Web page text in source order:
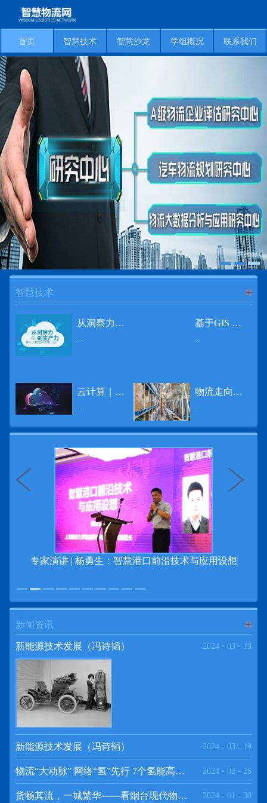
首页 智慧技术 智慧沙龙 学组概况 联系我们
智慧技术
从洞察力到生产力 伊利大数据的价值创造
...
基于GIS 的小城市交通网络分析研究
...
云计算｜边缘计算将为物联网行业带来巨大增长
...
物流走向未来的“魔法师”
...
专家演讲 | 杨勇生：智慧港口前沿技术与应用设想
新闻资讯
新能源技术发展（冯诗韬） 2024 - 03 - 19
新能源技术发展（冯诗韬） 2024 - 03 - 19
物流“大动脉” 网络“氢”先行 7个氢能高速场景落地京津冀 2024 - 02 - 26
货畅其流，一城繁华——看烟台现代物流发展 2024 - 01 - 30
频道
>>